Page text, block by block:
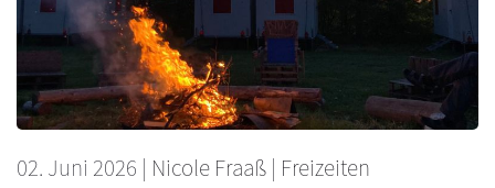
02. Juni 2026 | Nicole Fraaß | Freizeiten